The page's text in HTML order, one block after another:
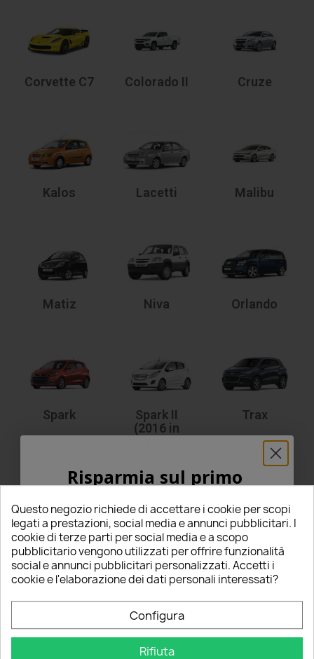
Corvette C7 Colorado II Cruze
Kalos Lacetti Malibu
Matiz Niva Orlando
Spark
Spark II
(2016 in
Trax
Volt
Lampade LuciLed e Xenonper CHEVROLET.Accessori Led con
Chip PHILIPS Lumileds e xenon Slux per interni retromarcia stop e
posizioni per predisporre la propriaCHEVROLETcompletamante
Tutti i nostri prodotti sono specifici per il
marchioCHEVROLETe sono capace di emettereluce bianca
Questo negozio richiede di accettare i cookie per scopi
legati a prestazioni, social media e annunci pubblicitari. I
cookie di terze parti per social media e a scopo
pubblicitario vengono utilizzati per offrire funzionalità
social e annunci pubblicitari personalizzati. Accetti i
cookie e l'elaborazione dei dati personali interessati?
Configura
Rifiuta
Risparmia sul primo
5% PER TE!
Inserisci la tua email qui sotto per ricevere il
5% DI SCONTOsul tuo primo ordine!
Nome